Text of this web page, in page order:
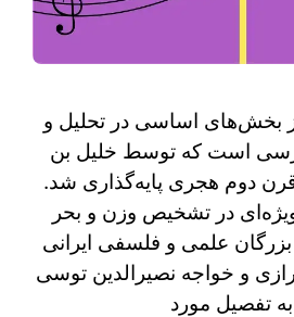
بخش‌های اساسی در تحلیل و
است که توسط خلیل بن
دوم هجری پایه‌گذاری شد.
در تشخیص وزن و بحر
بزرگان علمی و فلسفی ایرانی
و خواجه نصیرالدین توسی